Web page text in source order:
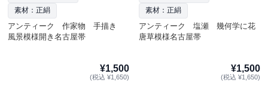
素材：正絹
アンティーク 作家物 手描き
風景模様開き名古屋帯
¥1,500
(税込 ¥1,650)
素材：正絹
アンティーク 塩瀬 幾何学に花
唐草模様名古屋帯
¥1,500
(税込 ¥1,650)